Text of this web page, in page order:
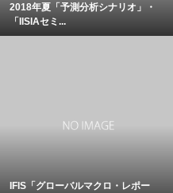
2018年夏「予測分析シナリオ」・
「IISIAセミ...
IFIS「グローバルマクロ・レポー